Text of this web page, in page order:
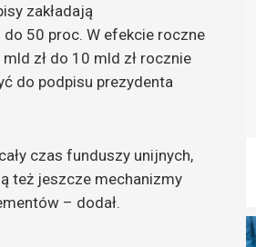
zakładają
do 50 proc. W efekcie roczne
zł do 10 mld zł rocznie
do podpisu prezydenta
czas funduszy unijnych,
też jeszcze mechanizmy
– dodał.